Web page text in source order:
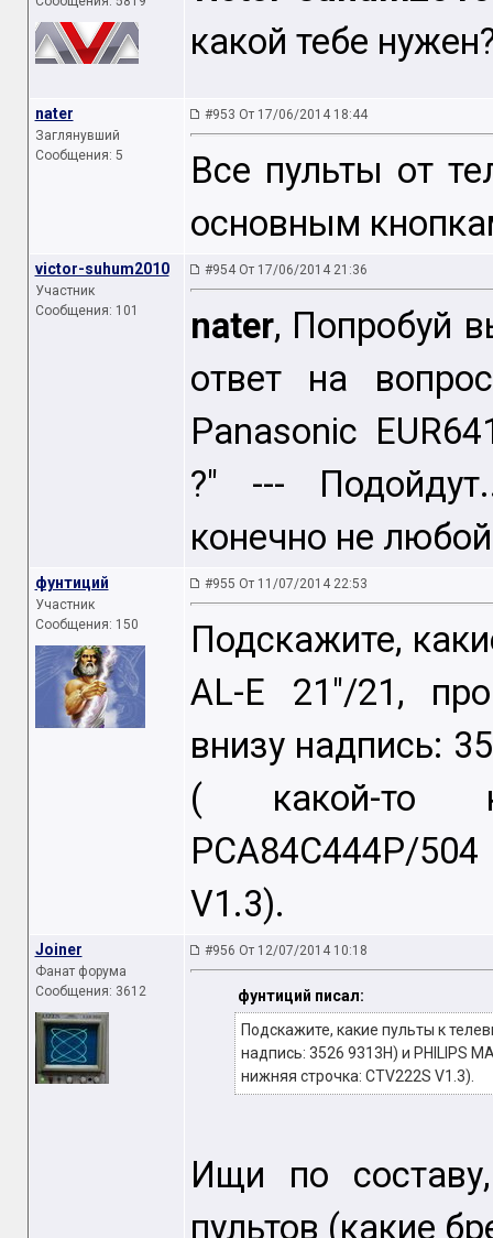
какой тебе
nater
Заглянувший
Сообщения: 5
#953 От 17/06/2014 18:44
Все пульты от
основным
victor-suhum2010
Участник
Сообщения: 101
#954 От 17/06/2014 21:36
nater, Попробуй
ответ на
Panasonic
?" ---
конечно не
фунтиций
Участник
Сообщения: 150
#955 От 11/07/2014 22:53
Подскажите,
AL-E 21"/21,
внизу надпись:
( какой-то
PCA84C444P/
V1.3).
Joiner
Фанат форума
Сообщения: 3612
#956 От 12/07/2014 10:18
фунтиций писал:
Подскажите, какие пульты к
надпись: 3526 9313Н) и PHILIPS
нижняя строчка: CTV222S V1.3).
Ищи по
пультов (какие